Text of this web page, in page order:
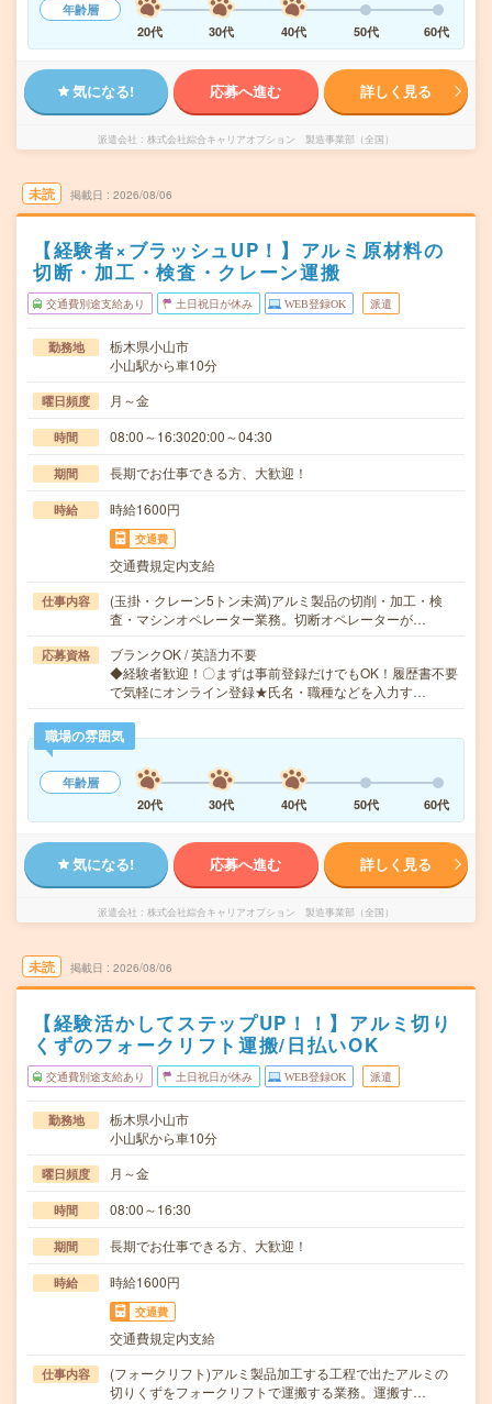
年齢層
20代
30代 40代 50代 60代
気になる! 応募へ進む 詳しく見る
派遣会社 株式会社綜合キャリアオプション 製造事業部（全国）
未読 掲載日 2026/08/06
【経験者×ブラッシュUP！】アルミ原材料の
切断・加工・検査・クレーン運搬
交通費別途支給あり 土日祝日が休み WEB登録OK 派遣
勤務地
栃木県小山市
小山駅から車10分
曜日頻度 月～金
時間 08:00～16:3020:00～04:30
期間 長期でお仕事できる方、大歓迎！
時給 時給1600円
交通費
交通費規定内支給
仕事内容
(玉掛・クレーン5トン未満)アルミ製品の切削・加工・検
査・マシンオペレーター業務。切断オペレーターが…
応募資格
ブランクOK / 英語力不要
◆経験者歓迎！〇まずは事前登録だけでもOK！履歴書不要
で気軽にオンライン登録★氏名・職種などを入力す…
職場の雰囲気
年齢層
20代
30代 40代 50代 60代
気になる! 応募へ進む 詳しく見る
派遣会社 株式会社綜合キャリアオプション 製造事業部（全国）
未読 掲載日 2026/08/06
【経験活かしてステップUP！！】アルミ切り
くずのフォークリフト運搬/日払いOK
交通費別途支給あり 土日祝日が休み WEB登録OK 派遣
勤務地
栃木県小山市
小山駅から車10分
曜日頻度 月～金
時間 08:00～16:30
期間 長期でお仕事できる方、大歓迎！
時給 時給1600円
交通費
交通費規定内支給
仕事内容
(フォークリフト)アルミ製品加工する工程で出たアルミの
切りくずをフォークリフトで運搬する業務。運搬す…